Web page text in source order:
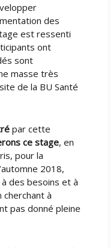
des
est ressenti
ont
sont
masse très
de la BU Santé
par cette
ce stage, en
pour la
2018,
des besoins et à
à
pas donné pleine